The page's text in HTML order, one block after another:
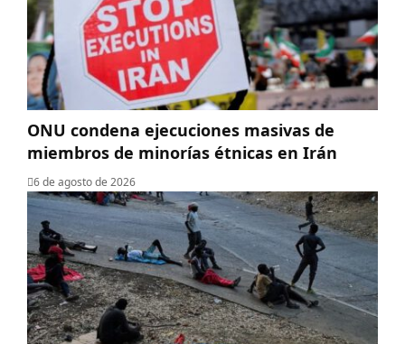
ONU condena ejecuciones masivas de
miembros de minorías étnicas en Irán
6 de agosto de 2026